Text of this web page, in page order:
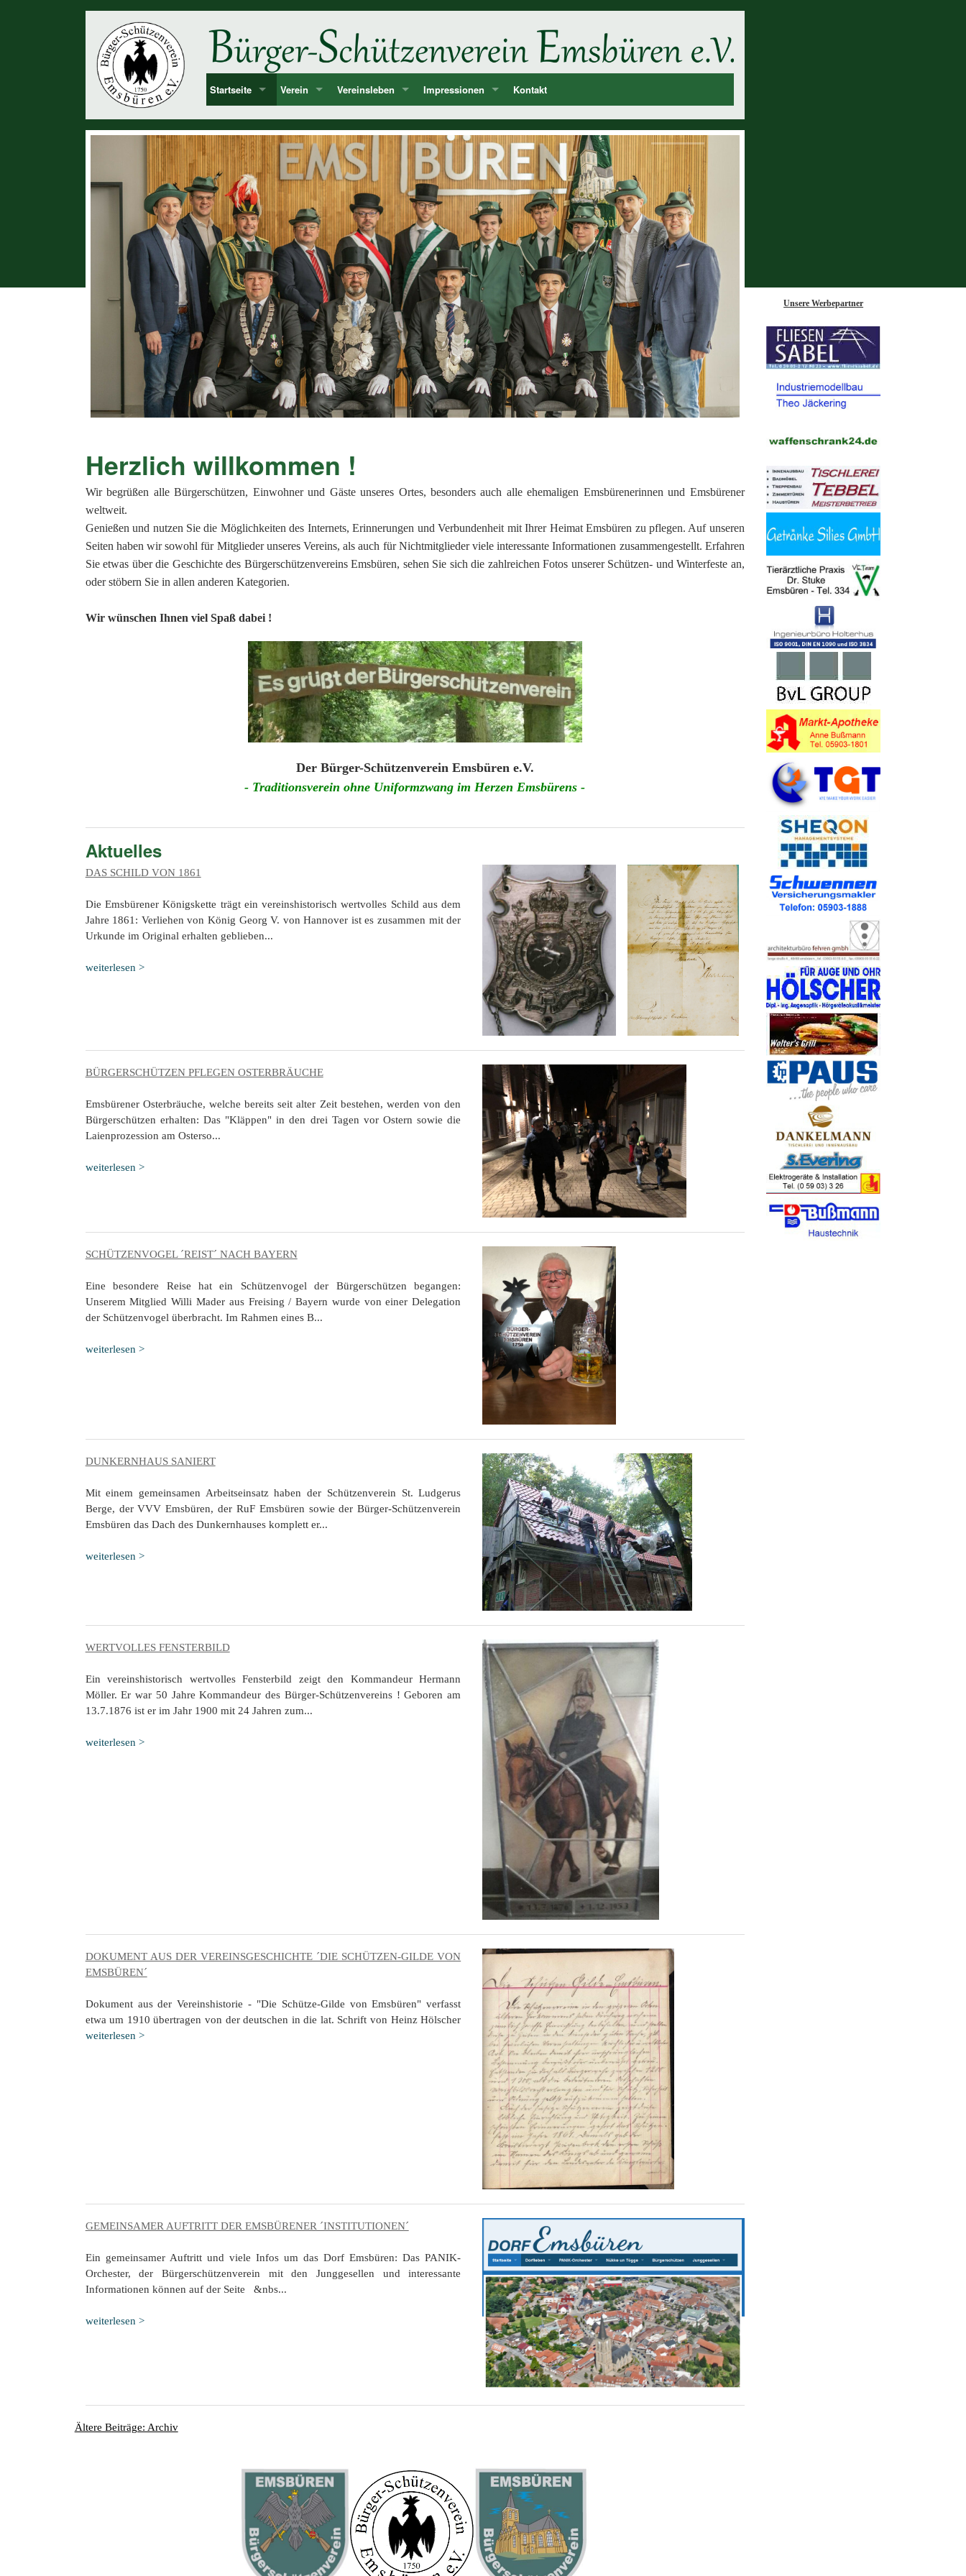
Startseite
Bekanntmachung & Termine
über uns
Dorf Emsbüren
Verein
Vorstand
Mitglieder
Junggesellen
Chronologie der Könige und Ämter
Vereinshistorie ab 1750
Vereinsleben
Unsere Feste und Veranstaltungen
Musik - Lieder - passende Worte PANIK-Orchester
Impressionen
2026
2024
2023
2022
2021
2020
2019
2018
2017
2013
2010
Historie
Kontakt
Herzlich willkommen !
Wir begrüßen alle Bürgerschützen, Einwohner und Gäste unseres Ortes, besonders auch alle ehemaligen Emsbürenerinnen und Emsbürener
weltweit.
Genießen und nutzen Sie die Möglichkeiten des Internets, Erinnerungen und Verbundenheit mit Ihrer Heimat Emsbüren zu pflegen. Auf unseren
Seiten haben wir sowohl für Mitglieder unseres Vereins, als auch für Nichtmitglieder viele interessante Informationen zusammengestellt. Erfahren
Sie etwas über die Geschichte des Bürgerschützenvereins Emsbüren, sehen Sie sich die zahlreichen Fotos unserer Schützen- und Winterfeste an,
oder stöbern Sie in allen anderen Kategorien.
Wir wünschen Ihnen viel Spaß dabei !
Der Bürger-Schützenverein Emsbüren e.V.
- Traditionsverein ohne Uniformzwang im Herzen Emsbürens -
Aktuelles
DAS SCHILD VON 1861
Die Emsbürener Königskette trägt ein vereinshistorisch wertvolles Schild aus dem
Jahre 1861: Verliehen von König Georg V. von Hannover ist es zusammen mit der
Urkunde im Original erhalten geblieben...
weiterlesen >
BÜRGERSCHÜTZEN PFLEGEN OSTERBRÄUCHE
Emsbürener Osterbräuche, welche bereits seit alter Zeit bestehen, werden von den
Bürgerschützen erhalten: Das "Kläppen" in den drei Tagen vor Ostern sowie die
Laienprozession am Osterso...
weiterlesen >
SCHÜTZENVOGEL ´REIST´ NACH BAYERN
Eine besondere Reise hat ein Schützenvogel der Bürgerschützen begangen:
Unserem Mitglied Willi Mader aus Freising / Bayern wurde von einer Delegation
der Schützenvogel überbracht. Im Rahmen eines B...
weiterlesen >
DUNKERNHAUS SANIERT
Mit einem gemeinsamen Arbeitseinsatz haben der Schützenverein St. Ludgerus
Berge, der VVV Emsbüren, der RuF Emsbüren sowie der Bürger-Schützenverein
Emsbüren das Dach des Dunkernhauses komplett er...
weiterlesen >
WERTVOLLES FENSTERBILD
Ein vereinshistorisch wertvolles Fensterbild zeigt den Kommandeur Hermann
Möller. Er war 50 Jahre Kommandeur des Bürger-Schützenvereins ! Geboren am
13.7.1876 ist er im Jahr 1900 mit 24 Jahren zum...
weiterlesen >
DOKUMENT AUS DER VEREINSGESCHICHTE ´DIE SCHÜTZEN-GILDE VON
EMSBÜREN´
Dokument aus der Vereinshistorie - "Die Schütze-Gilde von Emsbüren" verfasst
etwa um 1910 übertragen von der deutschen in die lat. Schrift von Heinz Hölscher
weiterlesen >
GEMEINSAMER AUFTRITT DER EMSBÜRENER ´INSTITUTIONEN´
Ein gemeinsamer Auftritt und viele Infos um das Dorf Emsbüren: Das PANIK-
Orchester, der Bürgerschützenverein mit den Junggesellen und interessante
Informationen können auf der Seite &nbs...
weiterlesen >
Ältere Beiträge: Archiv
Unsere Werbepartner